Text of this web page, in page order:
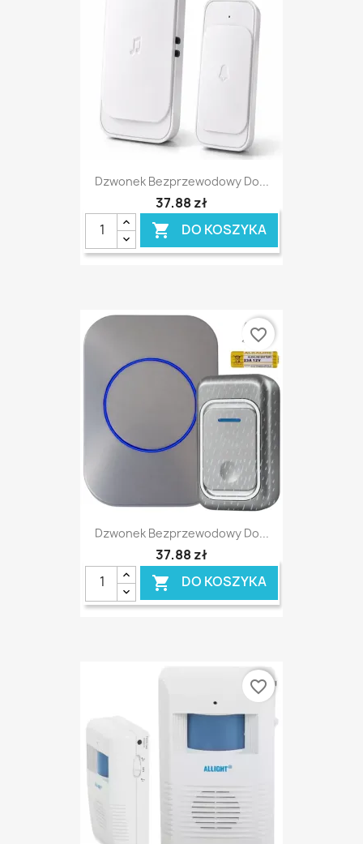
Dzwonek Bezprzewodowy Do...
37,88 zł
 DO KOSZYKA
Dzwonek Bezprzewodowy Do...
37,88 zł
 DO KOSZYKA
favorite_border
favorite_border